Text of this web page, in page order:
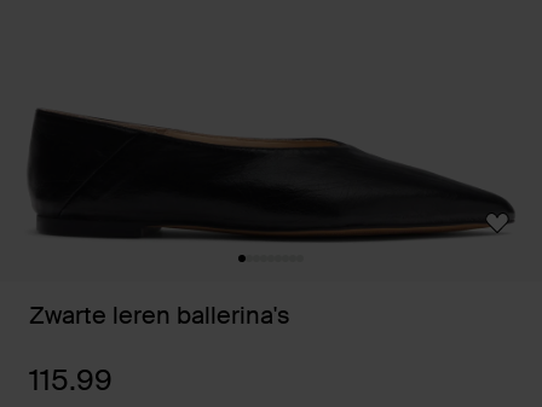
Zwarte leren ballerina's
115.99